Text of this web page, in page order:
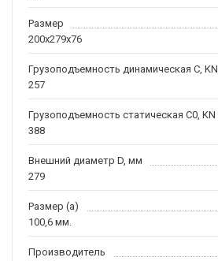
Размер
200x279x76
Грузоподъемность динамическая C, KN
257
Грузоподъемность статическая C0, KN
388
Внешний диаметр D, мм
279
Размер (a)
100,6 мм.
Производитель